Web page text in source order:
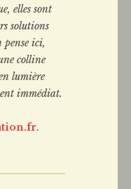
elles sont
solutions
pense ici,
colline
lumière
immédiat.
.